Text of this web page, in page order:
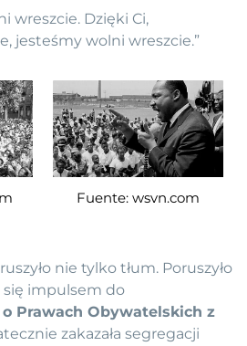
wreszcie. Dzięki Ci,
jesteśmy wolni wreszcie.”
Fuente: wsvn.com
nie tylko tłum. Poruszyło
się impulsem do
Prawach Obywatelskich z
zakazała segregacji